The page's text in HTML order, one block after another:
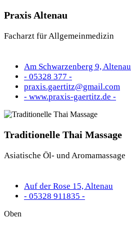
Praxis Altenau
Facharzt für Allgemeinmedizin
Am Schwarzenberg 9, Altenau
- 05328 377 -
praxis.gaertitz@gmail.com
- www.praxis-gaertitz.de -
Traditionelle Thai Massage
Asiatische Öl- und Aromamassage
Auf der Rose 15, Altenau
- 05328 911835 -
Oben